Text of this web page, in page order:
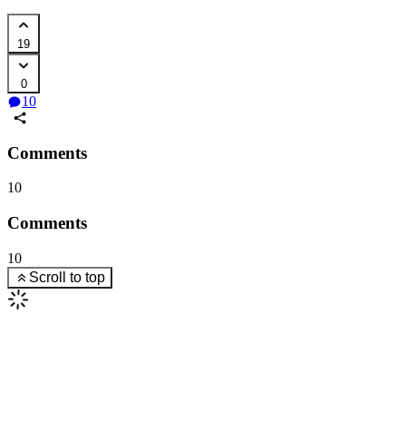
19
0
10
Comments
10
Comments
10
Scroll to top